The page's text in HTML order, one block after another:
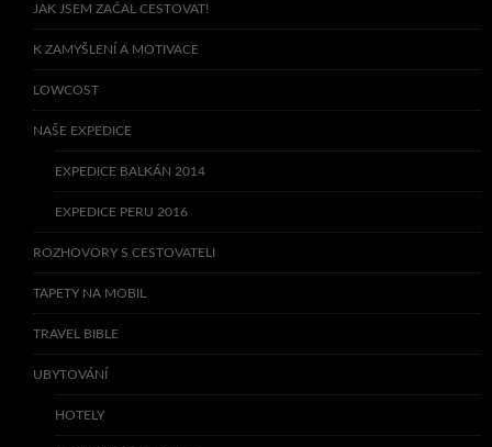
JAK JSEM ZAČAL CESTOVAT!
K ZAMYŠLENÍ A MOTIVACE
LOWCOST
NAŠE EXPEDICE
EXPEDICE BALKÁN 2014
EXPEDICE PERU 2016
ROZHOVORY S CESTOVATELI
TAPETY NA MOBIL
TRAVEL BIBLE
UBYTOVÁNÍ
HOTELY